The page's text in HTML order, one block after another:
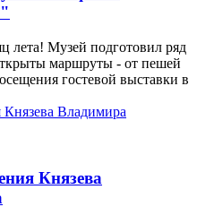
лета! Музей подготовил ряд
маршруты - от пешей
гостевой выставки в
Князева